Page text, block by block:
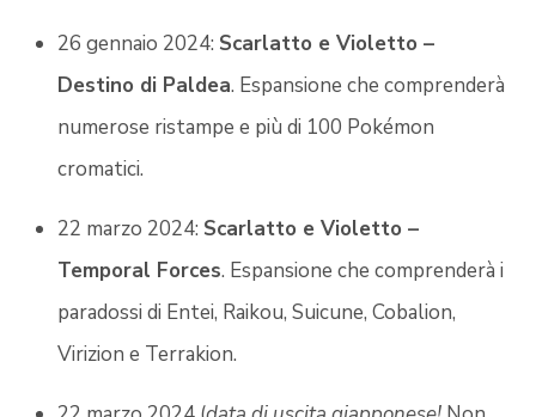
26 gennaio 2024: Scarlatto e Violetto –
Destino di Paldea. Espansione che comprenderà
numerose ristampe e più di 100 Pokémon
cromatici.
22 marzo 2024: Scarlatto e Violetto –
Temporal Forces. Espansione che comprenderà i
paradossi di Entei, Raikou, Suicune, Cobalion,
Virizion e Terrakion.